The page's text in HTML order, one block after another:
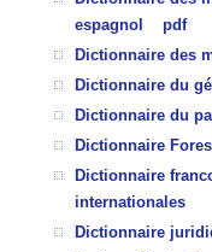
espagnol
pdf
Dictionnaire des
Dictionnaire du
Dictionnaire du
Dictionnaire
Dictionnaire
internationales
Dictionnaire